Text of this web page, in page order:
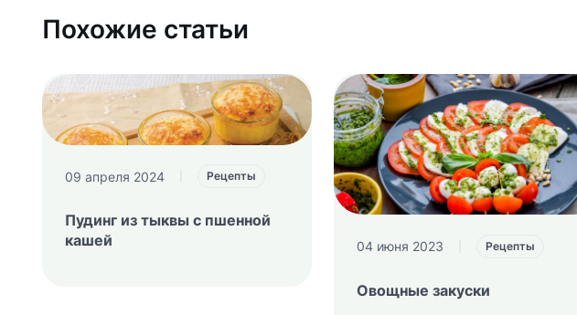
Похожие статьи
09 апреля 2024 Рецепты
Пудинг из тыквы с пшенной
кашей
04 июня 2023 Рецепты
Овощные закуски